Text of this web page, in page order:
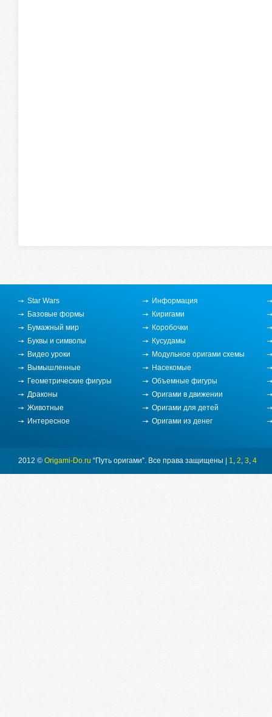
Star Wars
Базовые формы
Бумажный мир
Буквы и символы
Видео уроки
Вымышленные
Геометрические фигуры
Драконы
Животные
Интересное
Информация
Киригами
Коробочки
Кусудамы
Модульное оригами схемы
Насекомые
Объемные фигуры
Оригами в движении
Оригами для детей
Оригами из денег
2012 © Origami-Do.ru “Путь оригами”. Все права защищены | 1, 2, 3, 4